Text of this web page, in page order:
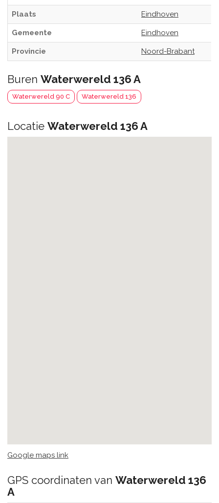
Plaats Eindhoven
Gemeente Eindhoven
Provincie Noord-Brabant
Buren Waterwereld 136 A
Waterwereld 90 C Waterwereld 136
Locatie Waterwereld 136 A
Google maps link
GPS coordinaten van Waterwereld 136
A